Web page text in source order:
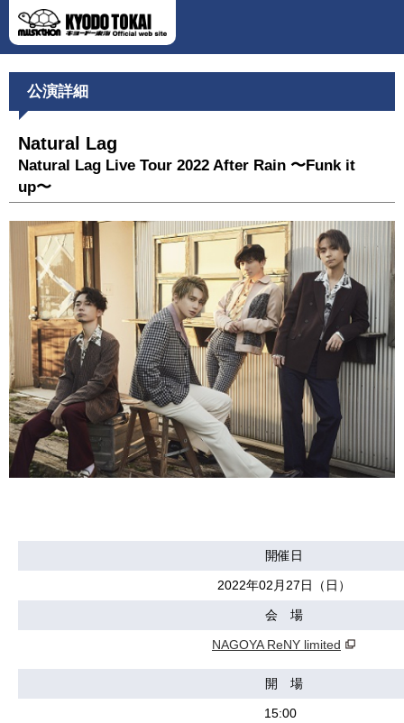
公演詳細
Natural Lag
Natural Lag Live Tour 2022 After Rain 〜Funk it
up〜
開催日
2022年02月27日（日）
会 場
NAGOYA ReNY limited
開 場
15:00